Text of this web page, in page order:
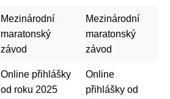
Mezinárodní
maratonský
závod
Mezinárodní
maratonský
závod
Online přihlášky
od roku 2025
Online
přihlášky od